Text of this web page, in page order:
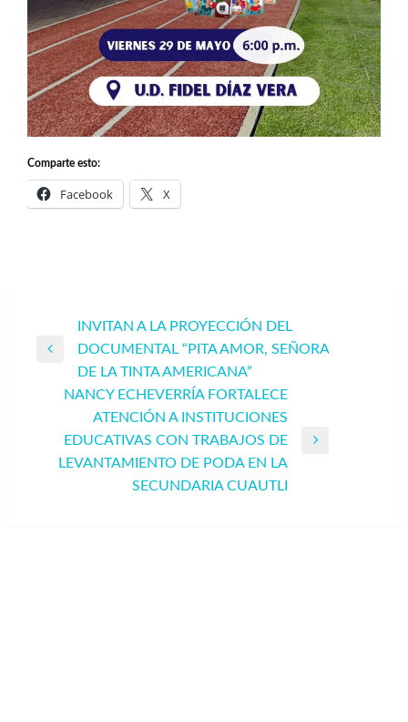
Comparte esto:
Facebook X
Navegación
de
entradas
INVITAN A LA PROYECCIÓN DEL
DOCUMENTAL “PITA AMOR, SEÑORA
DE LA TINTA AMERICANA”
NANCY ECHEVERRÍA FORTALECE
ATENCIÓN A INSTITUCIONES
EDUCATIVAS CON TRABAJOS DE
LEVANTAMIENTO DE PODA EN LA
SECUNDARIA CUAUTLI